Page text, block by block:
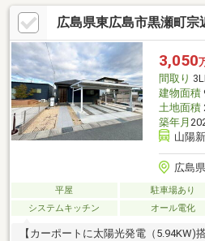
便利なサニタリースペースを完備▼設
電有【 ご希望の住まい探しをお手伝
談はお気軽にお問い合わせください。
広島県東広島市黒瀬町宗
3,050
間取り
建物面積
土地面積
築年月
山陽
広島
平屋 駐車場あり
システムキッチン
オール電化
【カーポートに太陽光発電（5.94KW)